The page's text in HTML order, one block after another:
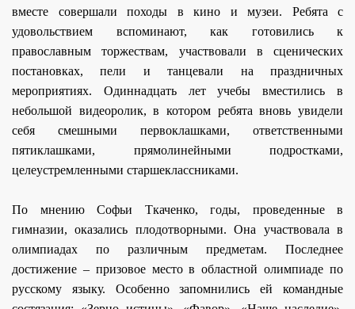
вместе совершали походы в кино и музеи. Ребята с
удовольствием вспоминают, как готовились к
православным торжествам, участвовали в сценических
постановках, пели и танцевали на праздничных
мероприятиях. Одиннадцать лет учебы вместились в
небольшой видеоролик, в котором ребята вновь увидели
себя смешными первоклашками, ответственными
пятиклашками, прямолинейными подростками,
целеустремленными старшеклассниками.
По мнению Софьи Ткаченко, годы, проведенные в
гимназии, оказались плодотворными. Она участвовала в
олимпиадах по различным предметам. Последнее
достижение – призовое место в областной олимпиаде по
русскому языку. Особенно запомнились ей командные